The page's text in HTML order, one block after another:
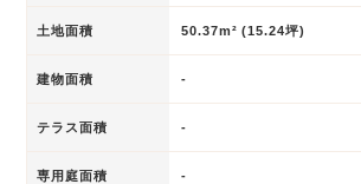
土地面積 50.37m² (15.24坪)
建物面積 -
テラス面積 -
専用庭面積 -